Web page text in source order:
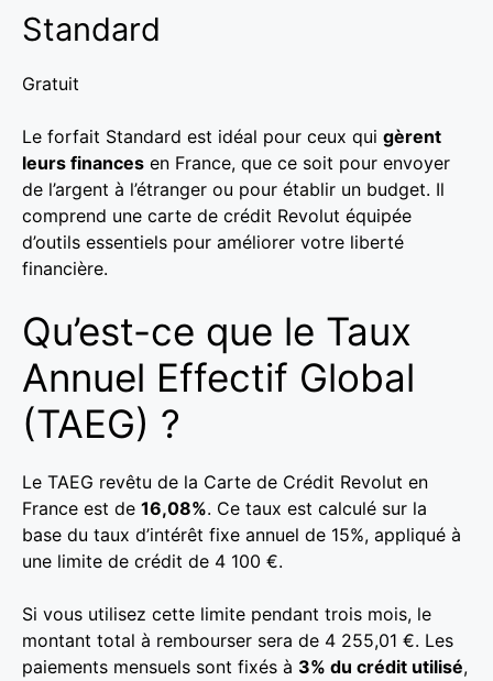
Standard
Gratuit
Le forfait Standard est idéal pour ceux qui gèrent
leurs finances en France, que ce soit pour envoyer
de l’argent à l’étranger ou pour établir un budget. Il
comprend une carte de crédit Revolut équipée
d’outils essentiels pour améliorer votre liberté
financière.
Qu’est-ce que le Taux
Annuel Effectif Global
(TAEG) ?
Le TAEG revêtu de la Carte de Crédit Revolut en
France est de 16,08%. Ce taux est calculé sur la
base du taux d’intérêt fixe annuel de 15%, appliqué à
une limite de crédit de 4 100 €.
Si vous utilisez cette limite pendant trois mois, le
montant total à rembourser sera de 4 255,01 €. Les
paiements mensuels sont fixés à 3% du crédit utilisé,